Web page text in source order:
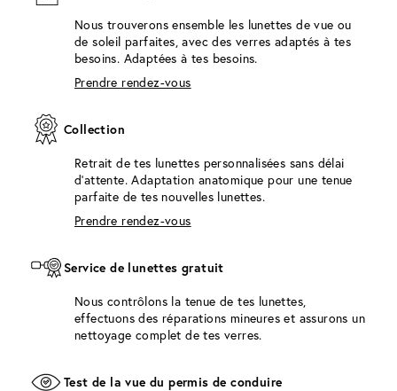
Nous trouverons ensemble les lunettes de vue ou
de soleil parfaites, avec des verres adaptés à tes
besoins. Adaptées à tes besoins.
Prendre rendez-vous
Collection
Retrait de tes lunettes personnalisées sans délai
d'attente. Adaptation anatomique pour une tenue
parfaite de tes nouvelles lunettes.
Prendre rendez-vous
Service de lunettes gratuit
Nous contrôlons la tenue de tes lunettes,
effectuons des réparations mineures et assurons un
nettoyage complet de tes verres.
Test de la vue du permis de conduire